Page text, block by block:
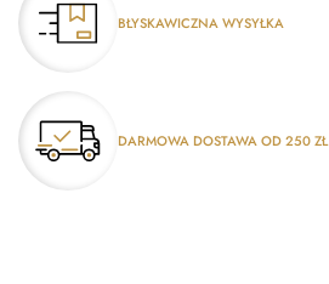
BŁYSKAWICZNA WYSYŁKA
DARMOWA DOSTAWA OD 250 ZŁ